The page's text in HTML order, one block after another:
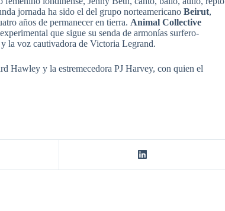
jornada ha sido el del grupo norteamericano Beirut,
años de permanecer en tierra. Animal Collective
que sigue su senda de armonías surfero-
y la voz cautivadora de Victoria Legrand.
Hawley y la estremecedora PJ Harvey, con quien el